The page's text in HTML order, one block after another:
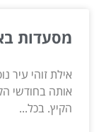
מסעדות
אילת זוהי עיר
אותה בחודשי
הקיץ. בכל...